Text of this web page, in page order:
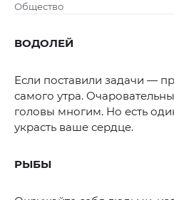
Общество
ВОДОЛЕЙ
Если поставили задачи —
самого утра.
головы многим. Но есть
украсть ваше сердце.
РЫБЫ